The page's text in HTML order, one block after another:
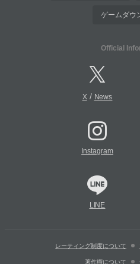
ゲームダウ
Official
X/ News
Instagram
LINE
レーティング制度について
著作権について